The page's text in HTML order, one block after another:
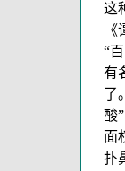
这
“
有
了
酸
面
扑